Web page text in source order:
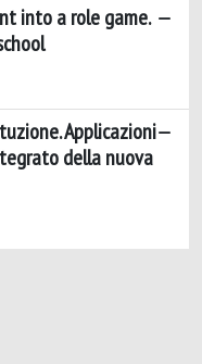
into a role game.
Applicazioni
della nuova